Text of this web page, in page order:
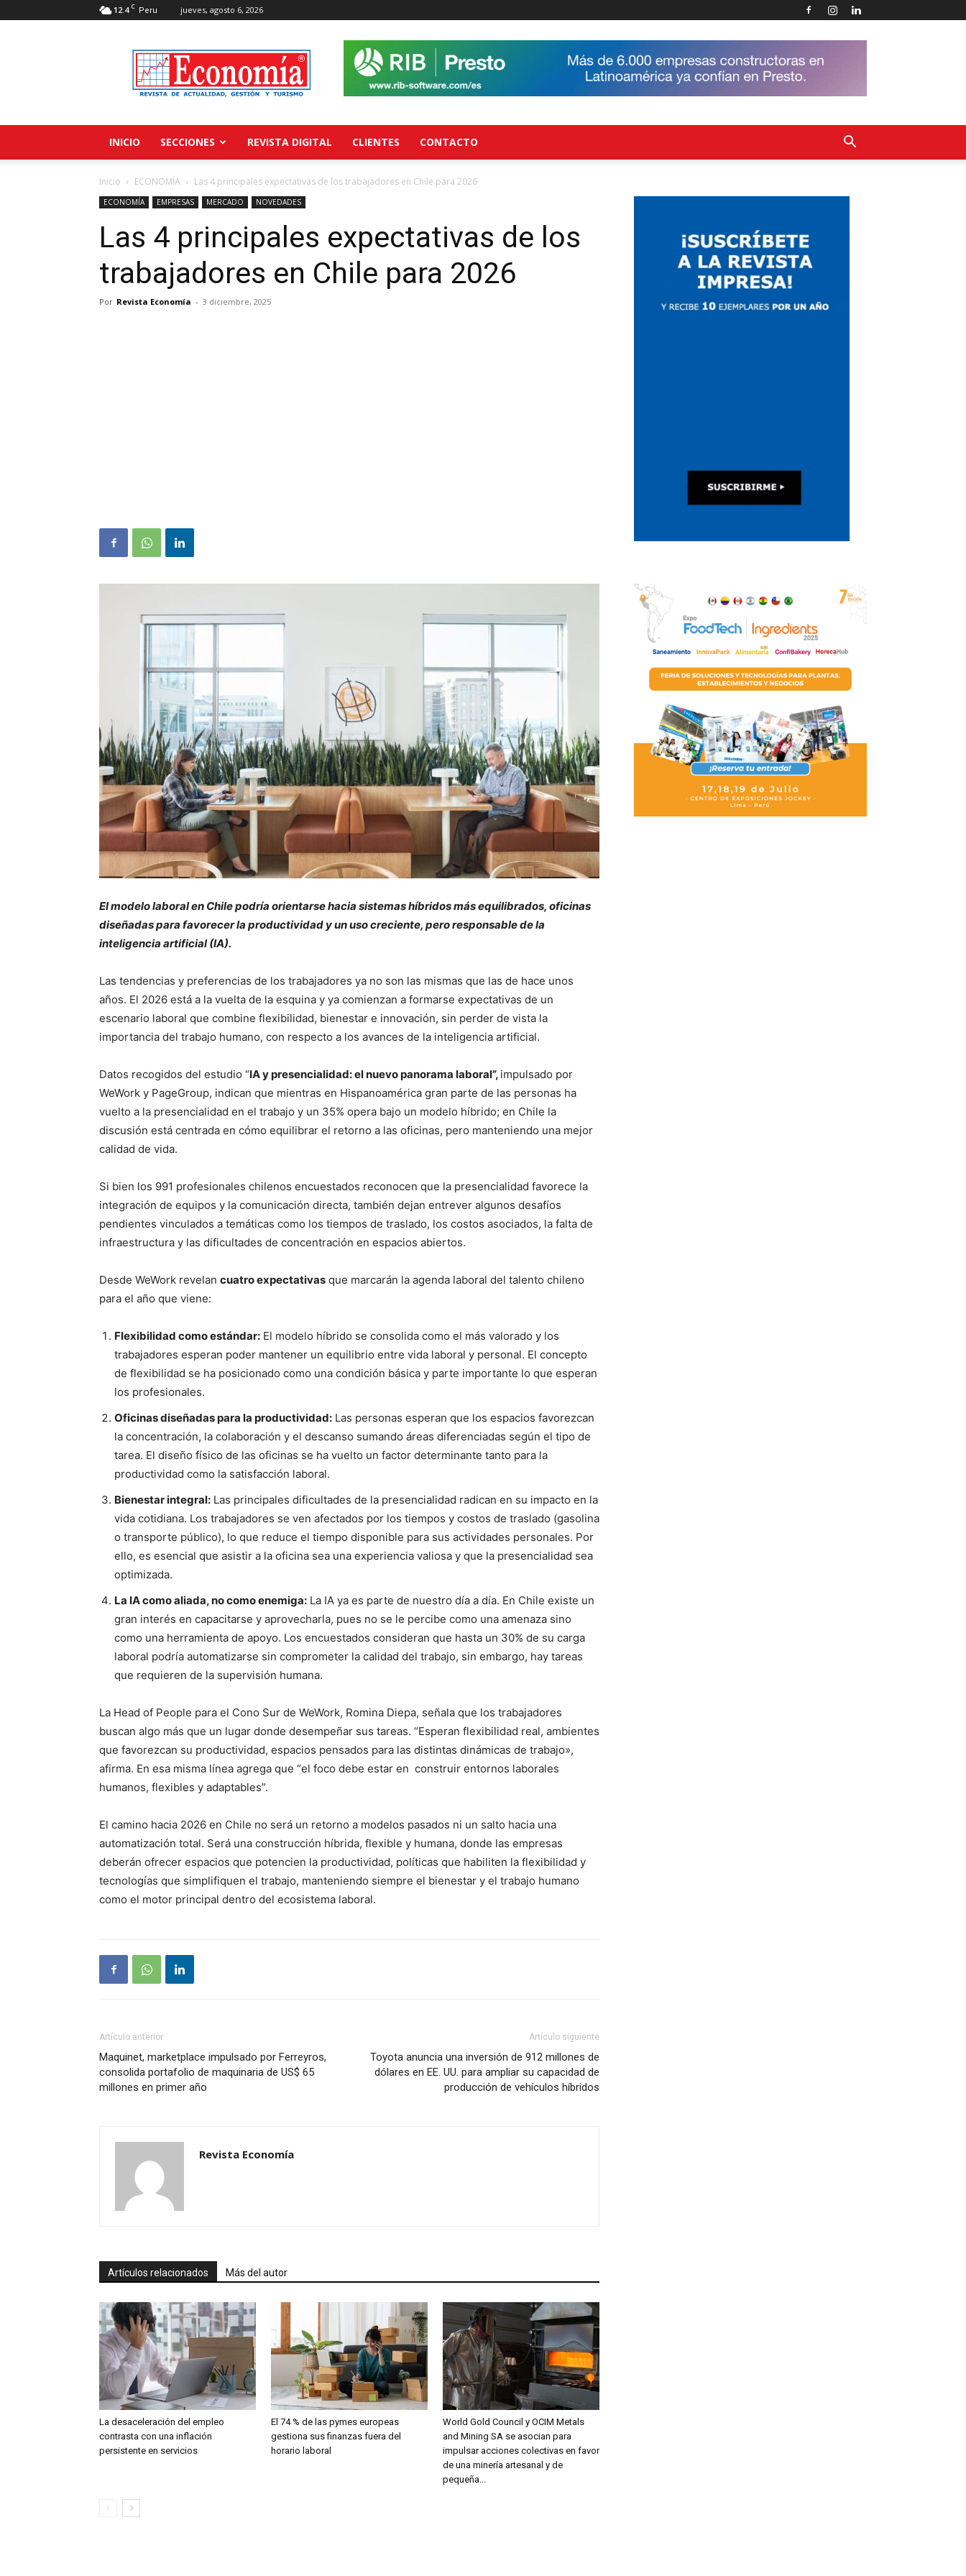
12.4 C Peru jueves, agosto 6, 2026
Revista
Economía
INICIO SECCIONES REVISTA DIGITAL CLIENTES CONTACTO
Inicio ECONOMÍA Las 4 principales expectativas de los trabajadores en Chile para 2026
ECONOMÍA EMPRESAS MERCADO NOVEDADES
Las 4 principales expectativas de los
trabajadores en Chile para 2026
Por Revista Economía - 3 diciembre, 2025
El modelo laboral en Chile podría orientarse hacia sistemas híbridos más equilibrados, oficinas
diseñadas para favorecer la productividad y un uso creciente, pero responsable de la
inteligencia artificial (IA).
Las tendencias y preferencias de los trabajadores ya no son las mismas que las de hace unos
años. El 2026 está a la vuelta de la esquina y ya comienzan a formarse expectativas de un
escenario laboral que combine flexibilidad, bienestar e innovación, sin perder de vista la
importancia del trabajo humano, con respecto a los avances de la inteligencia artificial.
Datos recogidos del estudio “IA y presencialidad: el nuevo panorama laboral”, impulsado por
WeWork y PageGroup, indican que mientras en Hispanoamérica gran parte de las personas ha
vuelto a la presencialidad en el trabajo y un 35% opera bajo un modelo híbrido; en Chile la
discusión está centrada en cómo equilibrar el retorno a las oficinas, pero manteniendo una mejor
calidad de vida.
Si bien los 991 profesionales chilenos encuestados reconocen que la presencialidad favorece la
integración de equipos y la comunicación directa, también dejan entrever algunos desafíos
pendientes vinculados a temáticas como los tiempos de traslado, los costos asociados, la falta de
infraestructura y las dificultades de concentración en espacios abiertos.
Desde WeWork revelan cuatro expectativas que marcarán la agenda laboral del talento chileno
para el año que viene:
Flexibilidad como estándar: El modelo híbrido se consolida como el más valorado y los
trabajadores esperan poder mantener un equilibrio entre vida laboral y personal. El concepto
de flexibilidad se ha posicionado como una condición básica y parte importante lo que esperan
los profesionales.
Oficinas diseñadas para la productividad: Las personas esperan que los espacios favorezcan
la concentración, la colaboración y el descanso sumando áreas diferenciadas según el tipo de
tarea. El diseño físico de las oficinas se ha vuelto un factor determinante tanto para la
productividad como la satisfacción laboral.
Bienestar integral: Las principales dificultades de la presencialidad radican en su impacto en la
vida cotidiana. Los trabajadores se ven afectados por los tiempos y costos de traslado (gasolina
o transporte público), lo que reduce el tiempo disponible para sus actividades personales. Por
ello, es esencial que asistir a la oficina sea una experiencia valiosa y que la presencialidad sea
optimizada.
La IA como aliada, no como enemiga: La IA ya es parte de nuestro día a día. En Chile existe un
gran interés en capacitarse y aprovecharla, pues no se le percibe como una amenaza sino
como una herramienta de apoyo. Los encuestados consideran que hasta un 30% de su carga
laboral podría automatizarse sin comprometer la calidad del trabajo, sin embargo, hay tareas
que requieren de la supervisión humana.
La Head of People para el Cono Sur de WeWork, Romina Diepa, señala que los trabajadores
buscan algo más que un lugar donde desempeñar sus tareas. “Esperan flexibilidad real, ambientes
que favorezcan su productividad, espacios pensados para las distintas dinámicas de trabajo»,
afirma. En esa misma línea agrega que “el foco debe estar en construir entornos laborales
humanos, flexibles y adaptables”.
El camino hacia 2026 en Chile no será un retorno a modelos pasados ni un salto hacia una
automatización total. Será una construcción híbrida, flexible y humana, donde las empresas
deberán ofrecer espacios que potencien la productividad, políticas que habiliten la flexibilidad y
tecnologías que simplifiquen el trabajo, manteniendo siempre el bienestar y el trabajo humano
como el motor principal dentro del ecosistema laboral.
Artículo anterior
Maquinet, marketplace impulsado por Ferreyros,
consolida portafolio de maquinaria de US$ 65
millones en primer año
Artículo siguiente
Toyota anuncia una inversión de 912 millones de
dólares en EE. UU. para ampliar su capacidad de
producción de vehículos híbridos
Revista Economía
Artículos relacionados Más del autor
La desaceleración del empleo
contrasta con una inflación
persistente en servicios
El 74 % de las pymes europeas
gestiona sus finanzas fuera del
horario laboral
World Gold Council y OCIM Metals
and Mining SA se asocian para
impulsar acciones colectivas en favor
de una minería artesanal y de
pequeña...